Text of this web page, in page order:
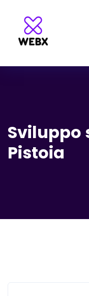
Sviluppo
Pistoia